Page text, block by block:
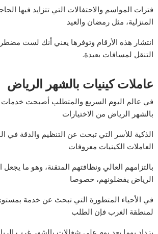
فترات المواسم والاحتفالات التي تتزايد فيها
المنزلية، مثل رمضان والعيد
انتشار هذه الأرقام وتوفرها يعني أنك لست مضطر
التنقل لمسافات بعيدة.
عاملات كينيات بالشهر الرياض
في عالم اليوم السريع والمتطلب أصبحت خدمات
بالشهر الرياض من الاختيارات
الذكية للأسر التي تبحث عن التنظيم والدقة في
العاملات الكينيات معروفات
بالتزامهم العالي ونظافتهم المتقنة، وهو ما
الرياض يفضلونهم، خصوصا
في الأحياء المتطورة التي تبحث عن خدمة
لمنطقة الغرب فإن الطلب
يزداد يوما بعد يوم على شغالات بالشهر غرب